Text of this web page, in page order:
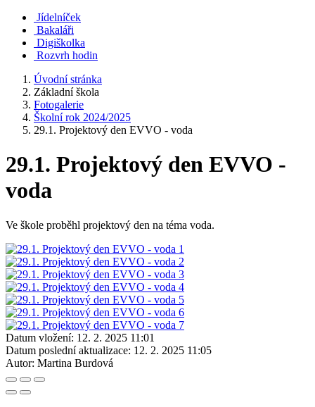
Jídelníček
Bakaláři
Digiškolka
Rozvrh hodin
Úvodní stránka
Základní škola
Fotogalerie
Školní rok 2024/2025
29.1. Projektový den EVVO - voda
29.1. Projektový den EVVO -
voda
Ve škole proběhl projektový den na téma voda.
Datum vložení: 12. 2. 2025 11:01
Datum poslední aktualizace: 12. 2. 2025 11:05
Autor: Martina Burdová